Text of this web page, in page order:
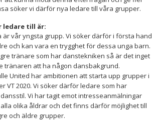
söker vi därför nya ledare till våra grupper.
ledare till är:
är vår yngsta grupp. Vi söker därför i första hand
och kan vara en trygghet för dessa unga barn.
tränare som har danstekniken så är det inget
tränaren att ha någon dansbakgrund.
United har ambitionen att starta upp grupper i
VT 2020. Vi söker därför ledare som har
Vi har tagit emot intresseanmälningar
olika åldrar och det finns därför möjlighet till
och äldre grupper.